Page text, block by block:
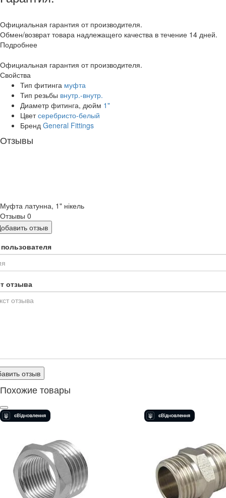
Официальная гарантия от производителя.
Обмен/возврат товара надлежащего качества в течение 14 дней.
Подробнее
Официальная гарантия от производителя.
Свойства
Тип фитинга муфта
Тип резьбы внутр.-внутр.
Диаметр фитинга, дюйм 1"
Цвет серебристо-белый
Бренд General Fittings
Отзывы
Муфта латунна, 1" нікель
Отзывы 0
отзыв
отзыва
отзыв
Похожие товары